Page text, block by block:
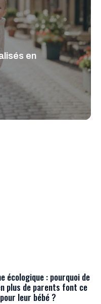
en
écologique : pourquoi de
plus de parents font ce
leur bébé ?